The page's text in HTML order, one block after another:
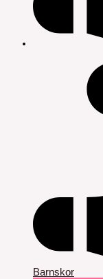
Barnskor